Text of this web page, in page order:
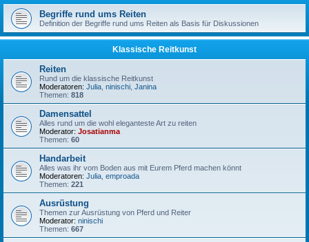
Begriffe rund ums Reiten
Definition der Begriffe rund ums Reiten als Basis für Diskussionen
Klassische Reitkunst
Reiten
Rund um die klassische Reitkunst
Moderatoren: Julia ninischi Janina
Themen: 818
Damensattel
Alles rund um die wohl eleganteste Art zu reiten
Moderator: Josatianma
Themen: 60
Handarbeit
Alles was ihr vom Boden aus mit Eurem Pferd machen könnt
Moderatoren: Julia emproada
Themen: 221
Ausrüstung
Themen zur Ausrüstung von Pferd und Reiter
Moderator: ninischi
Themen: 667